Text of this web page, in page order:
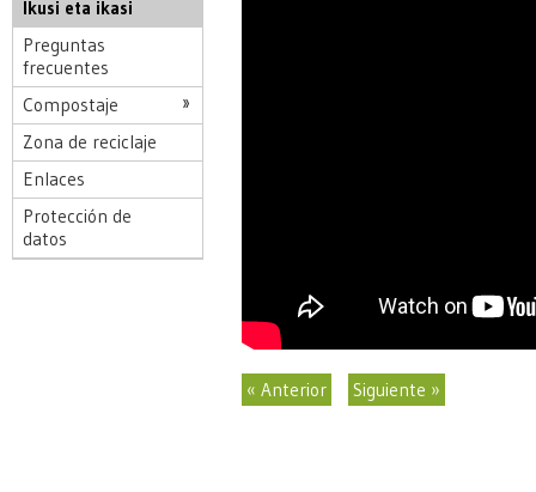
Ikusi eta ikasi
Preguntas
frecuentes
Compostaje
Zona de reciclaje
Enlaces
Protección de
datos
« Anterior Siguiente »